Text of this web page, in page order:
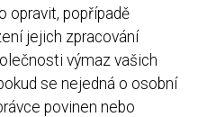
opravit, popřípadě
jejich zpracování
výmaz vašich
se nejedná o osobní
povinen nebo